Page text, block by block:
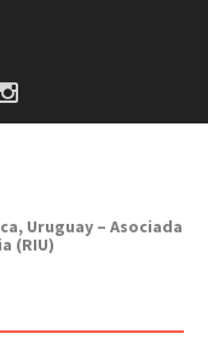
Uruguay – Asociada
(RIU)